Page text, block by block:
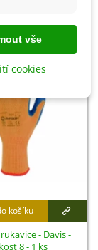
košíku
- Davis -
8 - 1 ks
vše
cookies